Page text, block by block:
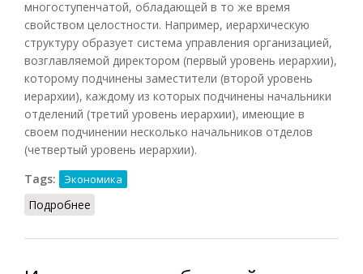
многоступенчатой, обладающей в то же время
свойством целостности. Например, иерархическую
структуру образует система управления организацией,
возглавляемой директором (первый уровень иерархии),
которому подчинены заместители (второй уровень
иерархии), каждому из которых подчинены начальники
отделений (третий уровень иерархии), имеющие в
своем подчинении несколько начальников отделов
(четвертый уровень иерархии).
Tags:
Экономика
Подробнее